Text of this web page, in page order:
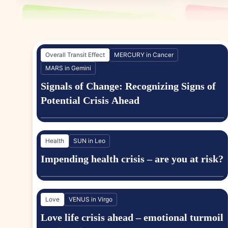
How long will my case continue
per Birth
I face in my court case
Which
me to
Overall Transit Effect
MERCURY in Cancer
MARS in Gemini
Signals of Change: Recognizing Signs of
Potential Crisis Ahead
Health SUN in Leo
Impending health crisis – are you at risk?
Love VENUS in Virgo
Love life crisis ahead – emotional turmoil